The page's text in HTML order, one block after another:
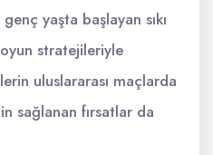
yaşta başlayan sıkı
stratejileriyle
uluslararası maçlarda
sağlanan fırsatlar da